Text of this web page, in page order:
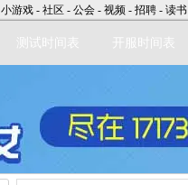
小游戏 - 社区 - 公会 - 视频 - 招聘 - 读书
测试时间表 开服时间表